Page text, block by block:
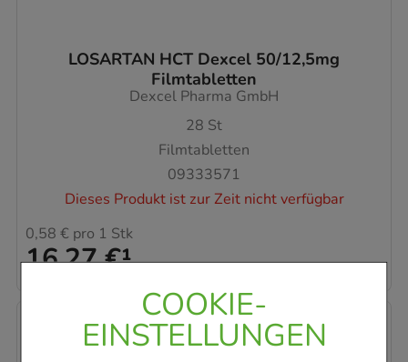
COOKIE-
EINSTELLUNGEN
LOSARTAN HCT Dexcel 50/12,5mg
Filmtabletten
Dexcel Pharma GmbH
28 St
Filmtabletten
09333571
Dieses Produkt ist zur Zeit nicht verfügbar
16,27 €¹
0,58 € pro 1 Stk